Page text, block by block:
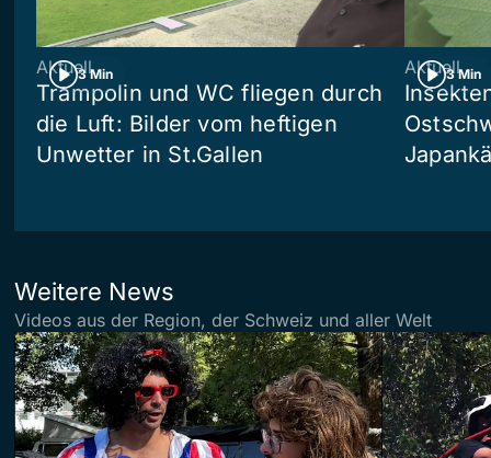
3 Min
Aktuell
Trampolin und WC fliegen durch
die Luft: Bilder vom heftigen
Unwetter in St.Gallen
3 Min
Aktuell
Weitere News
Videos aus der Region, der Schweiz und aller Welt